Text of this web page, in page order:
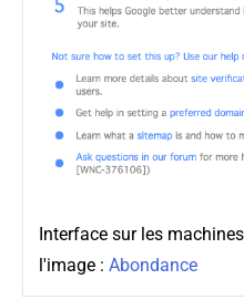
Interface sur les
l'image : Abondance